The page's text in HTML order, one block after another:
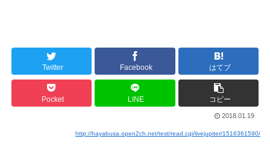
Twitter Facebook はてブ
Pocket LINE コピー
2018.01.19
http://hayabusa.open2ch.net/test/read.cgi/livejupiter/1516361590/